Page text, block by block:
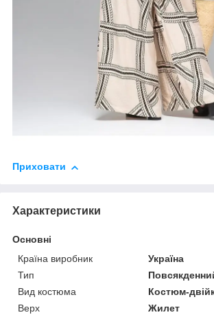
Приховати
Характеристики
Основні
Країна виробник
Україна
Тип
Вид костюма
Костюм-
Верх
Жилет